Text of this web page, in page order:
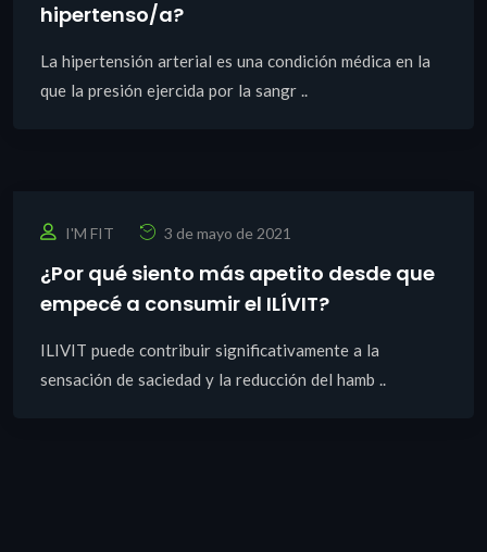
hipertenso/a?
La hipertensión arterial es una condición médica en la
que la presión ejercida por la sangr ..
I'M FIT 3 de mayo de 2021
¿Por qué siento más apetito desde que
empecé a consumir el ILÍVIT?
ILIVIT puede contribuir significativamente a la
sensación de saciedad y la reducción del hamb ..